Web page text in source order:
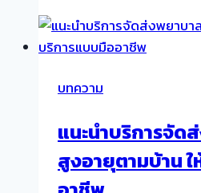
บทความ
แนะนำบริการจั
สูงอายุตามบ้าน